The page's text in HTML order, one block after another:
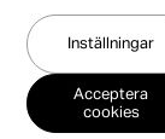
Inställningar
Acceptera
cookies